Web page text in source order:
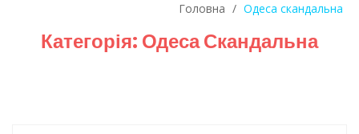
Інновації в техніці: Воркшоп для юних винахідників
Успіхи одеситів на європейському чемпіонаті з карате
Головна / Одеса скандальна
Категорія: Одеса Скандальна